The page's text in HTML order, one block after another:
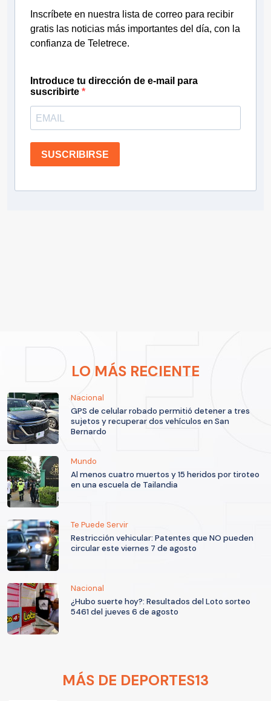
Inscríbete en nuestra lista de correo para recibir
gratis las noticias más importantes del día, con la
confianza de Teletrece.
Introduce tu dirección de e-mail para
suscribirte
SUSCRIBIRSE
LO MÁS RECIENTE
Nacional
GPS de celular robado permitió detener a tres
sujetos y recuperar dos vehículos en San
Bernardo
Mundo
Al menos cuatro muertos y 15 heridos por tiroteo
en una escuela de Tailandia
Te Puede Servir
Restricción vehicular: Patentes que NO pueden
circular este viernes 7 de agosto
Nacional
¿Hubo suerte hoy?: Resultados del Loto sorteo
5461 del jueves 6 de agosto
MÁS DE DEPORTES13